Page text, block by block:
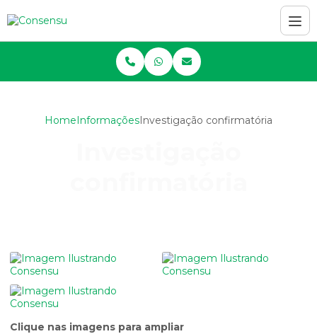
HomeInformaçõesInvestigação confirmatória
Clique nas imagens para ampliar